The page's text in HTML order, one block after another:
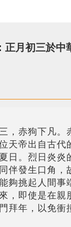
正月初三於中
，赤狗下凡。
天帝出自古代
日。烈日炎炎
伴發生口角，
夠挑起人間事
，即使是在親
拜年，以免衝